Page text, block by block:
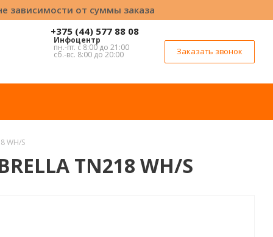
зависимости от суммы заказа
+375 (44) 577 88 08
Инфоцентр
пн.-пт. с 8:00 до 21:00
сб.-вс. 8:00 до 20:00 Заказать звонок
WH/S
TN218 WH/S